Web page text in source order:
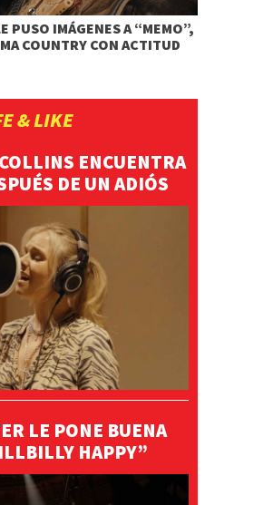
PUSO IMÁGENES A “MEMO”,
COUNTRY CON ACTITUD
& LIKE
ENCUENTRA
DE UN ADIÓS
LE PONE BUENA
HAPPY”